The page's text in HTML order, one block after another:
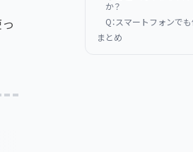
か？
Q：スマートフォンでも
まとめ